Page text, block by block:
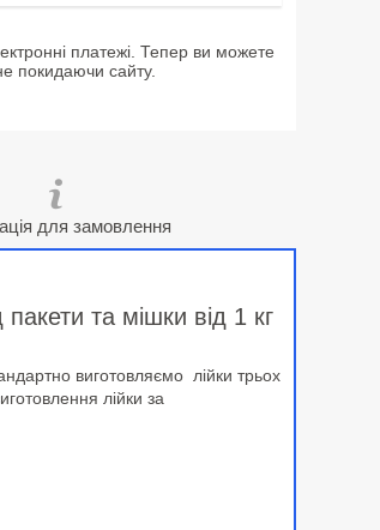
платежі. Тепер ви можете
покидаючи сайту.
для замовлення
та мішки від 1 кг
виготовляємо лійки трьох
лійки за